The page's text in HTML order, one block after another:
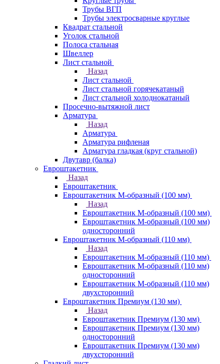
Трубы ВГП
Трубы электросварные круглые
Квадрат стальной
Уголок стальной
Полоса стальная
Швеллер
Лист стальной
Назад
Лист стальной
Лист стальной горячекатаный
Лист стальной холоднокатаный
Просечно-вытяжной лист
Арматура
Назад
Арматура
Арматура рифленая
Арматура гладкая (круг стальной)
Двутавр (балка)
Евроштакетник
Назад
Евроштакетник
Евроштакетник М-образный (100 мм)
Назад
Евроштакетник М-образный (100 мм)
Евроштакетник М-образный (100 мм)
односторонний
Евроштакетник М-образный (110 мм)
Назад
Евроштакетник М-образный (110 мм)
Евроштакетник М-образный (110 мм)
односторонний
Евроштакетник М-образный (110 мм)
двухсторонний
Евроштакетник Премиум (130 мм)
Назад
Евроштакетник Премиум (130 мм)
Евроштакетник Премиум (130 мм)
односторонний
Евроштакетник Премиум (130 мм)
двухсторонний